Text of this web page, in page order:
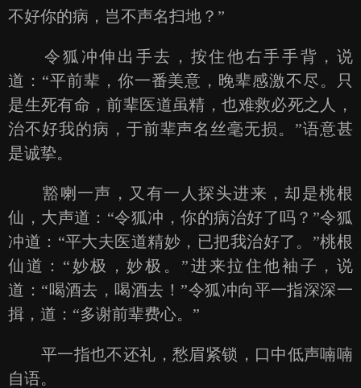
不好你的病，岂不声名扫地？”
令狐冲伸出手去，按住他右手手背，说
道：“平前辈，你一番美意，晚辈感激不尽。只
是生死有命，前辈医道虽精，也难救必死之人，
治不好我的病，于前辈声名丝毫无损。”语意甚
是诚挚。
豁喇一声，又有一人探头进来，却是桃根
仙，大声道：“令狐冲，你的病治好了吗？”令狐
冲道：“平大夫医道精妙，已把我治好了。”桃根
仙道：“妙极，妙极。”进来拉住他袖子，说
道：“喝酒去，喝酒去！”令狐冲向平一指深深一
揖，道：“多谢前辈费心。”
平一指也不还礼，愁眉紧锁，口中低声喃喃
自语。